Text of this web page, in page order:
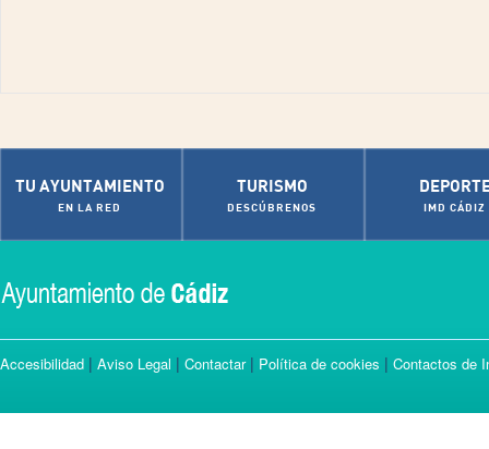
TU AYUNTAMIENTO
EN LA RED
TURISMO
DESCÚBRENOS IMD CÁDIZ
Accesibilidad | Aviso Legal | Contactar| Política de cookies | Contactos de